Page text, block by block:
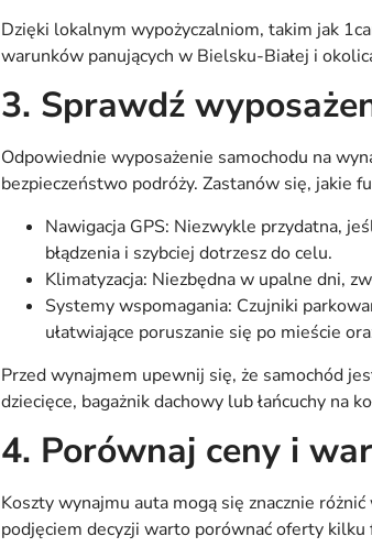
Dzięki lokalnym wypożyczalniom, takim jak
warunków panujących w Bielsku-Białej i
3. Sprawdź
Odpowiednie wyposażenie samochodu na
bezpieczeństwo podróży. Zastanów się, jakie
Nawigacja GPS: Niezwykle przydatna,
błądzenia i szybciej dotrzesz do celu.
Klimatyzacja: Niezbędna w upalne dni,
Systemy wspomagania: Czujniki
ułatwiające poruszanie się po mieście
Przed wynajmem upewnij się, że samochód
dziecięce, bagażnik dachowy lub łańcuchy na
4. Porównaj ceny i
Koszty wynajmu auta mogą się znacznie
podjęciem decyzji warto porównać oferty